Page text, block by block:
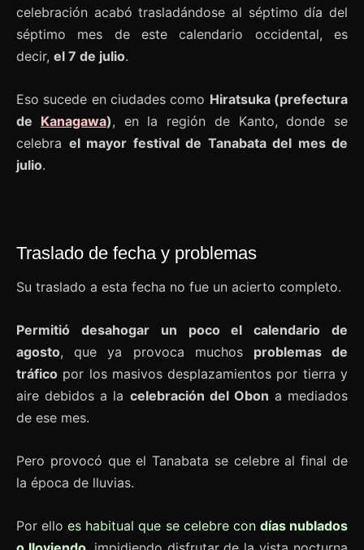
celebración acabó trasladándose al séptimo día del
séptimo mes de este calendario occidental, es
decir, el 7 de julio.
Eso sucede en ciudades como Hiratsuka (prefectura
de Kanagawa), en la región de Kanto, donde se
celebra el mayor festival de Tanabata del mes de
julio.
Traslado de fecha y problemas
Su traslado a esta fecha no fue un acierto completo.
Permitió desahogar un poco el calendario de
agosto, que ya provoca muchos problemas de
tráfico por los masivos desplazamientos por tierra y
aire debidos a la celebración del Obon a mediados
de ese mes.
Pero provocó que el Tanabata se celebre al final de
la época de lluvias.
Por elloes habitual que se celebre con días nublados